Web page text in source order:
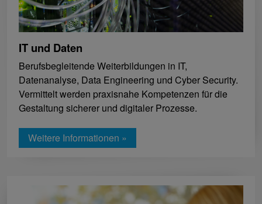
IT und Daten
Berufsbegleitende Weiterbildungen in IT,
Datenanalyse, Data Engineering und Cyber Security.
Vermittelt werden praxisnahe Kompetenzen für die
Gestaltung sicherer und digitaler Prozesse.
Weitere Informationen »